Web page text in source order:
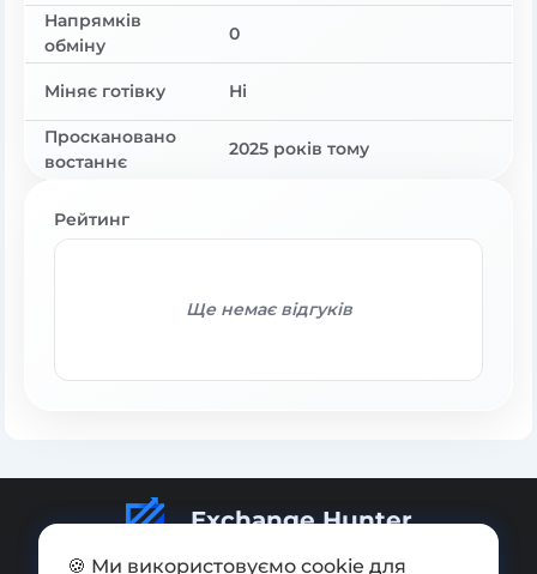
Напрямків
обміну
0
Міняє готівку Ні
Проскановано
востаннє
2025 років тому
Рейтинг
Ще немає відгуків
Exchange Hunter
🍪 Ми використовуємо cookie для